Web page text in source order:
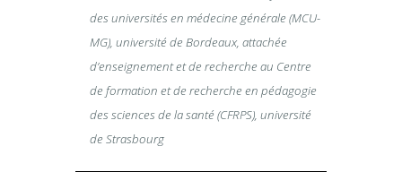
des universités en médecine générale (MCU-
MG), université de Bordeaux, attachée
d’enseignement et de recherche au Centre
de formation et de recherche en pédagogie
des sciences de la santé (CFRPS), université
de Strasbourg